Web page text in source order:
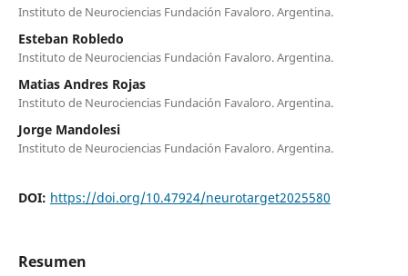
Instituto de Neurociencias Fundación Favaloro. Argentina.
Esteban Robledo
Instituto de Neurociencias Fundación Favaloro. Argentina.
Matias Andres Rojas
Instituto de Neurociencias Fundación Favaloro. Argentina.
Jorge Mandolesi
Instituto de Neurociencias Fundación Favaloro. Argentina.
DOI: https://doi.org/10.47924/neurotarget2025580
Resumen